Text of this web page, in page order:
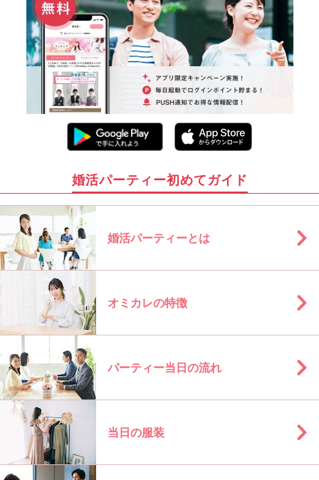
婚活パーティー初めてガイド
婚活パーティーとは
オミカレの特徴
パーティー当日の流れ
当日の服装